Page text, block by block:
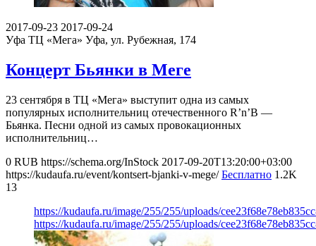
2017-09-23 2017-09-24
Уфа ТЦ «Мега» Уфа, ул. Рубежная, 174
Концерт Бьянки в Меге
23 сентября в ТЦ «Мега» выступит одна из самых
популярных исполнительниц отечественного R’n’B —
Бьянка. Песни одной из самых провокационных
исполнительниц…
0 RUB https://schema.org/InStock 2017-09-20T13:20:00+03:00
https://kudaufa.ru/event/kontsert-bjanki-v-mege/ Бесплатно 1.2K
13
https://kudaufa.ru/image/255/255/uploads/
https://kudaufa.ru/image/255/255/uploads/